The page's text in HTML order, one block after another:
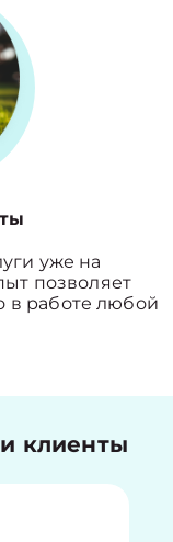
уже на
позволяет
в работе любой
клиенты